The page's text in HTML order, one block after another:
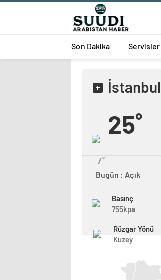
Son Dakika Servisler
İstanbul
25˚
/˚
Bugün : Açık
Basınç
755kpa
Rüzgar Yönü
Kuzey